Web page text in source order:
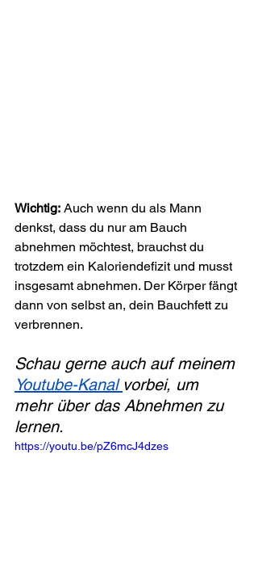
Wichtig: Auch wenn du als Mann
denkst, dass du nur am Bauch
abnehmen möchtest, brauchst du
trotzdem ein Kaloriendefizit und musst
insgesamt abnehmen. Der Körper fängt
dann von selbst an, dein Bauchfett zu
verbrennen.
Schau gerne auch auf meinem
Youtube-Kanal vorbei, um
mehr über das Abnehmen zu
lernen.
https://youtu.be/pZ6mcJ4dzes